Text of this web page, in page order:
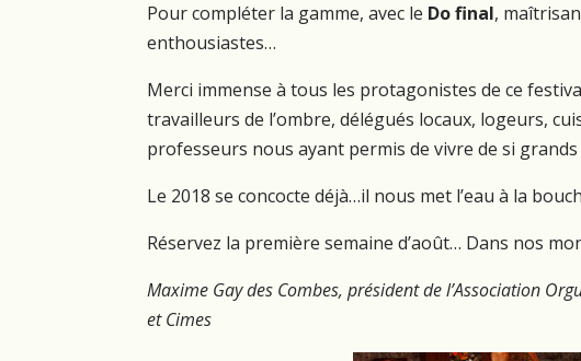
Pour compléter la gamme, avec le Do final,
enthousiastes…
Merci immense à tous les protagonistes de ce
travailleurs de l’ombre, délégués locaux, logeurs,
professeurs nous ayant permis de vivre de si
Le 2018 se concocte déjà…il nous met l’eau à la
Réservez la première semaine d’août… Dans nos
Maxime Gay des Combes, président de l’Association
et Cimes